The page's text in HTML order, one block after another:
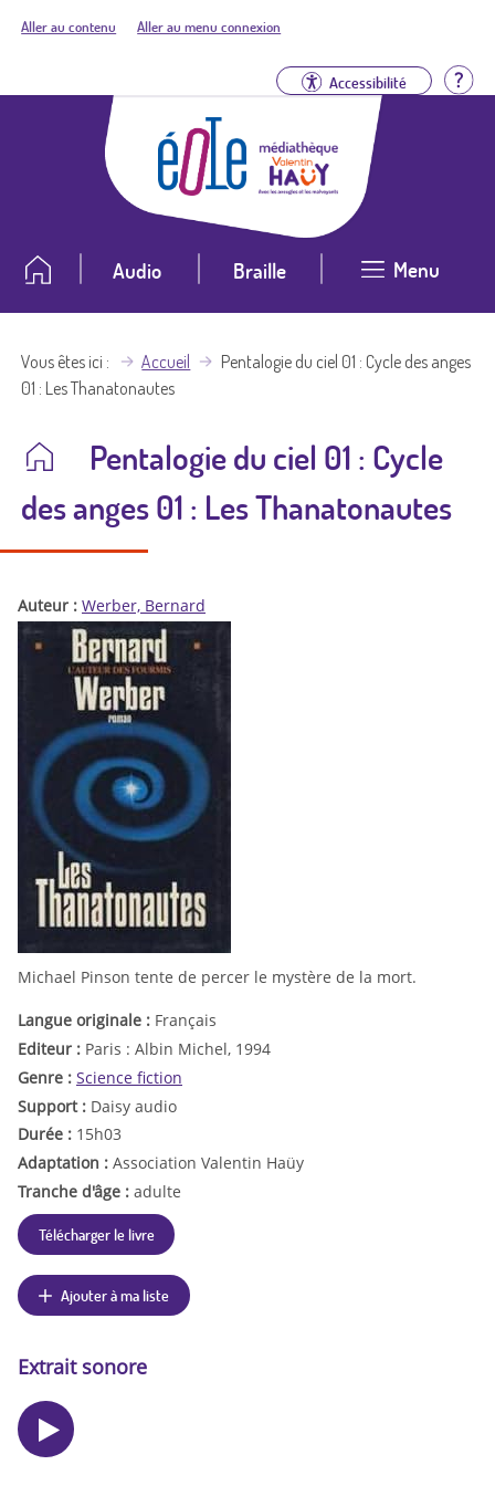
Aller au contenu Aller au menu connexion
Accessibilité
Audio Braille Menu
Vous êtes ici Accueil
Pentalogie du ciel 01 : Cycle des anges
01 : Les Thanatonautes
Pentalogie du ciel 01 : Cycle
des anges 01 : Les Thanatonautes
Auteur : Werber, Bernard
Michael Pinson tente de percer le mystère de la mort.
Langue originale : Français
Editeur : Paris : Albin Michel, 1994
Genre : Science fiction
Support : Daisy audio
Durée : 15h03
Adaptation : Association Valentin Haüy
Tranche d'âge : adulte
Télécharger le livre
Ajouter à ma liste
Extrait sonore